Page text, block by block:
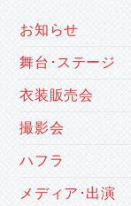
お知らせ
舞台･ステージ
衣装販売会
撮影会
ハフラ
メディア･出演